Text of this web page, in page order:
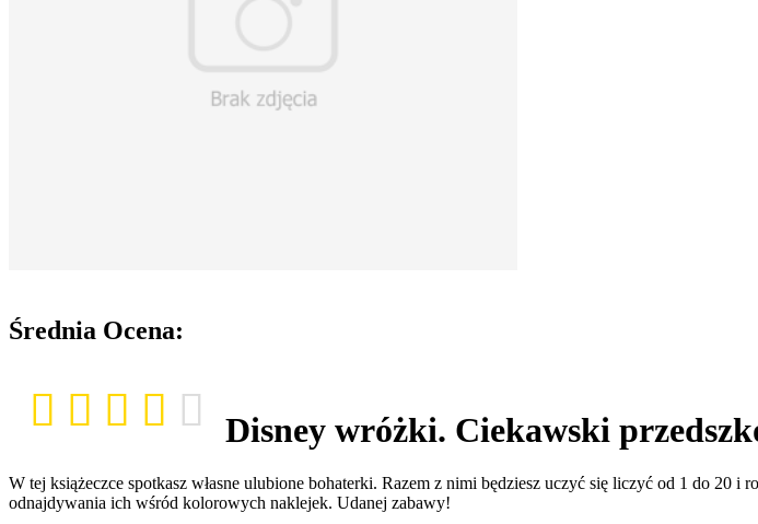
Średnia Ocena:
Disney wróżki. Ciekawski
W tej książeczce spotkasz własne ulubione bohaterki. Razem z nimi będziesz uczyć się liczyć od 1 do 20
odnajdywania ich wśród kolorowych naklejek. Udanej zabawy!